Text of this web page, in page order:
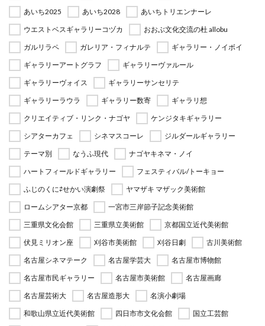
あいち2025
あいち2028
あいちトリエンナーレ
ウエストベスギャラリーコヅカ
おおぶ文化交流の杜 allobu
ガルリラペ
ガレリア・フィナルテ
ギャラリー・ノイボイ
ギャラリーアートグラフ
ギャラリーヴァルール
ギャラリーヴォイス
ギャラリーサンセリテ
ギャラリーラウラ
ギャラリー数寄
ギャラリ想
クリエイティブ・リンク・ナゴヤ
ケンジタキギャラリー
シアターカフェ
シネマスコーレ
ジルダールギャラリー
テーマ別
なうふ現代
ナゴヤキネマ・ノイ
ハートフィールドギャラリー
フェスティバル/トーキョー
ふじのくに⇄せかい演劇祭
ヤマザキ マザック美術館
ロームシアター京都
一宮市三岸節子記念美術館
三重県文化会館
三重県立美術館
京都国立近代美術館
伏見ミリオン座
刈谷市美術館 刈谷日劇
古川美術館
名古屋シネマテーク
名古屋学芸大
名古屋市博物館
名古屋市民ギャラリー
名古屋市美術館
名古屋画廊
名古屋芸術大
名古屋造形大
名演小劇場
和歌山県立近代美術館
四日市市文化会館
国立工芸館